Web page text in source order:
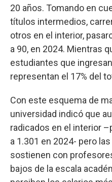
20 años. Tomando en
títulos intermedios,
otros en el interior,
a 90, en 2024. Mientras
estudiantes que
representan el 17% del
Con este esquema de
universidad indicó que
radicados en el interior
a 1.301 en 2024- pero
sostienen con
bajos de la escala